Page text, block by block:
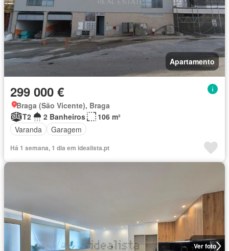
Apartamento
299 000 €
Braga (São Vicente), Braga
T2
2 Banheiros
106 m²
Varanda
Garagem
Há 1 semana, 1 dia em idealista.pt
Ver foto